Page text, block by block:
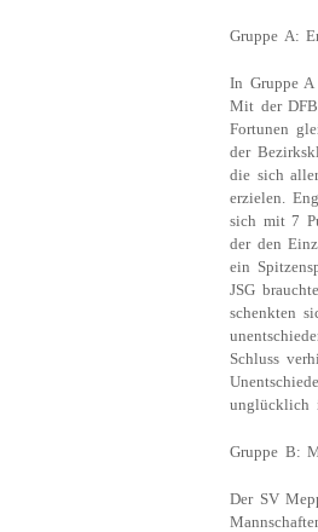
Gruppe A:
In Gruppe A
Mit der
Fortunen
der
die sich
erzielen.
sich mit 7
der den
ein
JSG
schenkten
Schluss
unglücklich
Gruppe B:
Der SV